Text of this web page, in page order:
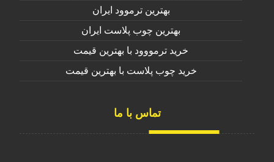
بهترین ترموود ایران
بهترین چوب پلاست ایران
خرید ترمووود با بهترین قیمت
خرید چوب پلاست با بهترین قیمت
تماس با ما